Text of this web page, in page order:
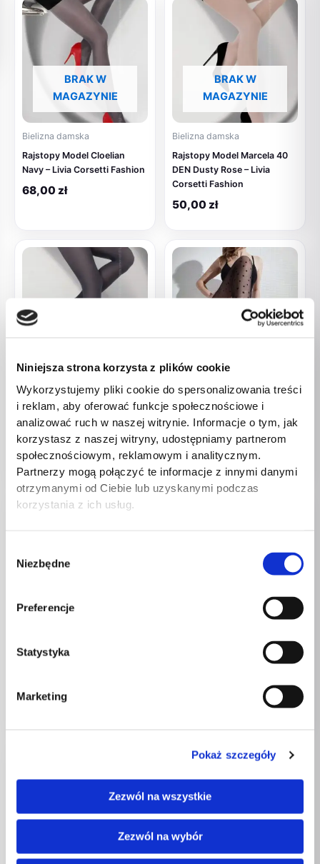
Niniejsza strona korzysta z plików cookie
Wykorzystujemy pliki cookie do spersonalizowania treści
i reklam, aby oferować funkcje społecznościowe i
analizować ruch w naszej witrynie. Informacje o tym, jak
korzystasz z naszej witryny, udostępniamy partnerom
społecznościowym, reklamowym i analitycznym.
Partnerzy mogą połączyć te informacje z innymi danymi
otrzymanymi od Ciebie lub uzyskanymi podczas
korzystania z ich usług.
zgody
Niezbędne
Preferencje
Statystyka
Marketing
Pokaż szczegóły
Zezwól na wszystkie
Zezwól na wybór
BRAK W
MAGAZYNIE
Bielizna damska
Rajstopy Model Cloelian
Navy – Livia Corsetti Fashion
68,00 zł
BRAK W
MAGAZYNIE
Bielizna damska
Rajstopy Model Marcela 40
DEN Dusty Rose – Livia
Corsetti Fashion
50,00 zł
Bielizna damska
Rajstopy Model Marcela 40
DEN Navy – Livia Corsetti
Fashion
50,00zł
Bielizna damska
Rajstopy Model Melania 20
Nero – Annes
26,00zł
Rajstopy Model Mishim 20
zł
MAGAZYNIE
Rajstopy Model Nashmiri 15